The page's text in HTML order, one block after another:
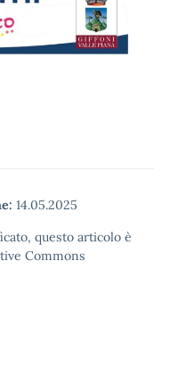
14.05.2025
questo articolo è
Commons